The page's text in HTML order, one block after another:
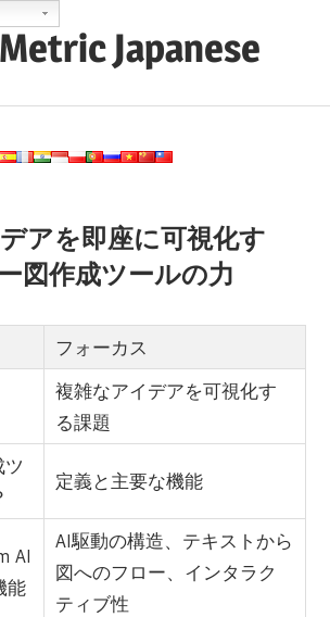
Japanese
アを即座に可視化す
図作成ツールの力
フォーカス
複雑なアイデアを可視化す
る課題
定義と主要な機能
AI
能
AI駆動の構造、テキストから
図へのフロー、インタラク
ティブ性